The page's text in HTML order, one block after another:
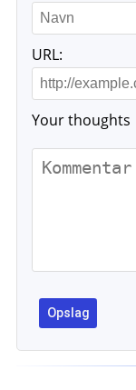
URL:
Your thoughts